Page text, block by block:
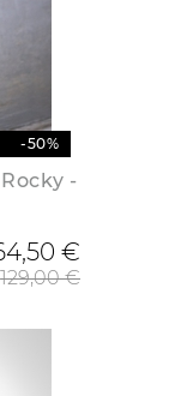
-50%
-
€
129,00 €